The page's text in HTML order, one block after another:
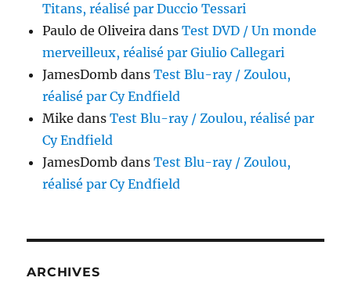
Titans, réalisé par Duccio Tessari
Paulo de Oliveira dansTest DVD / Un monde
merveilleux, réalisé par Giulio Callegari
JamesDomb dansTest Blu-ray / Zoulou,
réalisé par Cy Endfield
Mike dansTest Blu-ray / Zoulou, réalisé par
Cy Endfield
JamesDomb dansTest Blu-ray / Zoulou,
réalisé par Cy Endfield
ARCHIVES